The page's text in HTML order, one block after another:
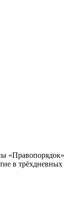
«Правопорядок»
в трёхдневных